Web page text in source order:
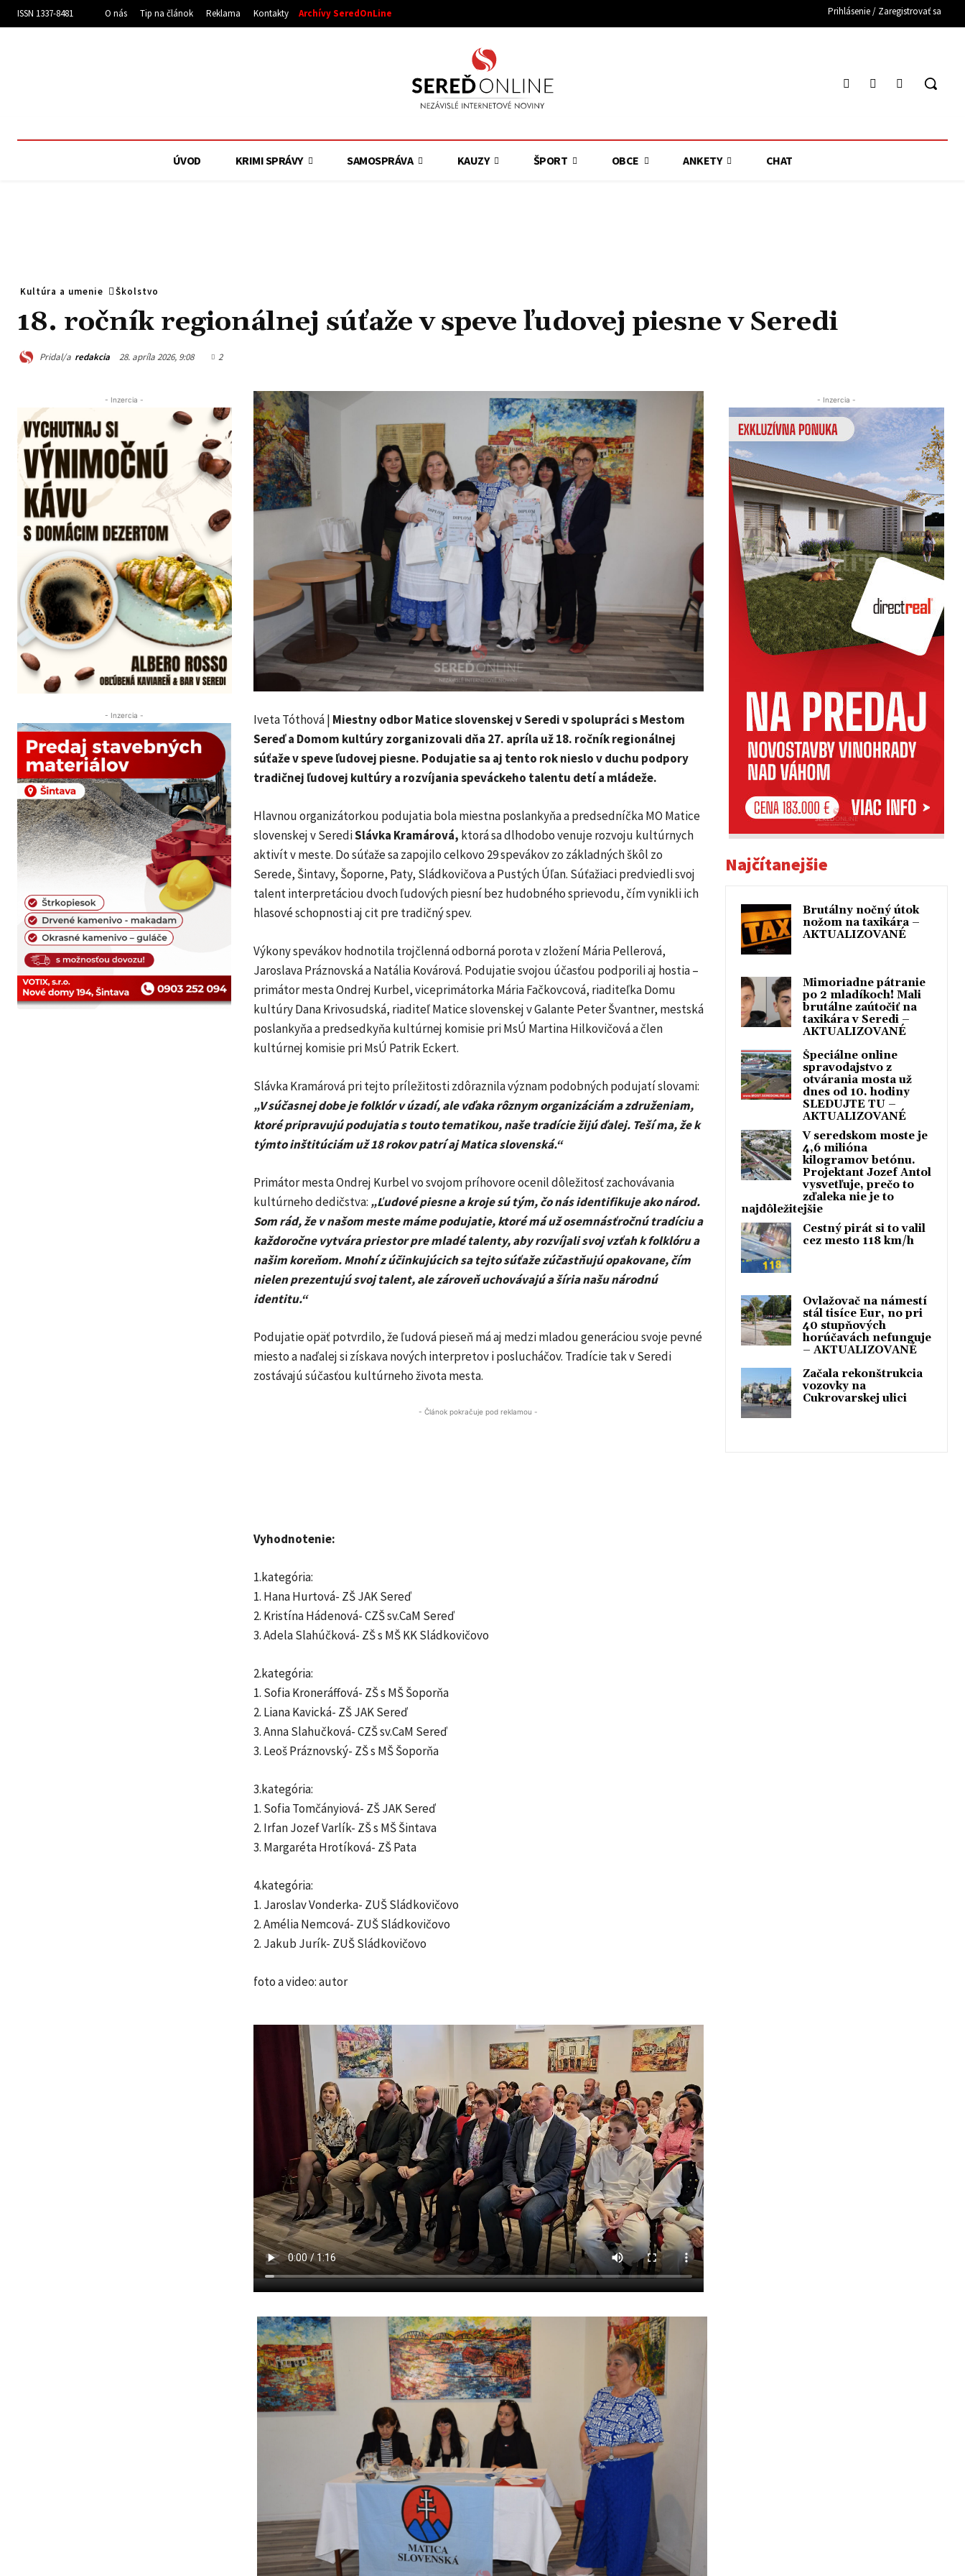
ISSN 1337-8481 O nás Tip na článok Reklama Kontakty Archívy SeredOnLine Prihlásenie / Zaregistrovať sa
ÚVOD KRIMI SPRÁVY SAMOSPRÁVA KAUZY ŠPORT OBCE ANKETY CHAT
Kultúra a umenie Školstvo
18. ročník regionálnej súťaže v speve ľudovej piesne v Seredi
Pridal/a redakcia 28. apríla 2026, 9:08 2
- Inzercia -
- Inzercia - Iveta Tóthová | Miestny odbor Matice slovenskej v Seredi v spolupráci s Mestom
Sereď a Domom kultúry zorganizovali dňa 27. apríla už 18. ročník regionálnej
súťaže v speve ľudovej piesne. Podujatie sa aj tento rok nieslo v duchu podpory
tradičnej ľudovej kultúry a rozvíjania speváckeho talentu detí a mládeže.
Hlavnou organizátorkou podujatia bola miestna poslankyňa a predsedníčka MO Matice
slovenskej v SerediSlávka Kramárová, ktorá sa dlhodobo venuje rozvoju kultúrnych
aktivít v meste. Do súťaže sa zapojilo celkovo 29 spevákov zo základných škôl zo
Serede, Šintavy, Šoporne, Paty, Sládkovičova a Pustých Úľan. Súťažiaci predviedli svoj
talent interpretáciou dvoch ľudových piesní bez hudobného sprievodu, čím vynikli ich
hlasové schopnosti aj cit pre tradičný spev.
Výkony spevákov hodnotila trojčlenná odborná porota v zložení Mária Pellerová,
Jaroslava Práznovská a Natália Kovárová. Podujatie svojou účasťou podporili aj hostia –
primátor mesta Ondrej Kurbel, viceprimátorka Mária Fačkovcová, riaditeľka Domu
kultúry Dana Krivosudská, riaditeľ Matice slovenskej v Galante Peter Švantner, mestská
poslankyňa a predsedkyňa kultúrnej komisie pri MsÚ Martina Hilkovičová a člen
kultúrnej komisie pri MsÚ Patrik Eckert.
Slávka Kramárová pri tejto príležitosti zdôraznila význam podobných podujatí slovami:
„V súčasnej dobe je folklór v úzadí, ale vďaka rôznym organizáciám a združeniam,
ktoré pripravujú podujatia s touto tematikou, naše tradície žijú ďalej. Teší ma, že k
týmto inštitúciám už 18 rokov patrí aj Matica slovenská.“
Primátor mesta Ondrej Kurbel vo svojom príhovore ocenil dôležitosť zachovávania
kultúrneho dedičstva: „Ľudové piesne a kroje sú tým, čo nás identifikuje ako národ.
Som rád, že v našom meste máme podujatie, ktoré má už osemnásťročnú tradíciu a
každoročne vytvára priestor pre mladé talenty, aby rozvíjali svoj vzťah k folklóru a
našim koreňom. Mnohí z účinkujúcich sa tejto súťaže zúčastňujú opakovane, čím
nielen prezentujú svoj talent, ale zároveň uchovávajú a šíria našu národnú
identitu.“
Podujatie opäť potvrdilo, že ľudová pieseň má aj medzi mladou generáciou svoje pevné
miesto a naďalej si získava nových interpretov i poslucháčov. Tradície tak v Seredi
zostávajú súčasťou kultúrneho života mesta.
- Článok pokračuje pod reklamou -
Vyhodnotenie:
1.kategória:
1. Hana Hurtová- ZŠ JAK Sereď
2. Kristína Hádenová- CZŠ sv.CaM Sereď
3. Adela Slahúčková- ZŠ s MŠ KK Sládkovičovo
2.kategória:
1. Sofia Kroneráffová- ZŠ s MŠ Šoporňa
2. Liana Kavická- ZŠ JAK Sereď
3. Anna Slahučková- CZŠ sv.CaM Sereď
3. Leoš Práznovský- ZŠ s MŠ Šoporňa
3.kategória:
1. Sofia Tomčányiová- ZŠ JAK Sereď
2. Irfan Jozef Varlík- ZŠ s MŠ Šintava
3. Margaréta Hrotíková- ZŠ Pata
4.kategória:
1. Jaroslav Vonderka- ZUŠ Sládkovičovo
2. Amélia Nemcová- ZUŠ Sládkovičovo
2. Jakub Jurík- ZUŠ Sládkovičovo
foto a video: autor
- Inzercia -
Najčítanejšie
Brutálny nočný útok
nožom na taxikára –
AKTUALIZOVANÉ
Mimoriadne pátranie
po 2 mladíkoch! Mali
brutálne zaútočiť na
taxikára v Seredi –
AKTUALIZOVANÉ
Špeciálne online
spravodajstvo z
otvárania mosta už
dnes od 10. hodiny
SLEDUJTE TU –
AKTUALIZOVANÉ
V seredskom moste je
4,6 milióna
kilogramov betónu.
Projektant Jozef Antol
vysvetľuje, prečo to
zďaleka nie je to
najdôležitejšie
Cestný pirát si to valil
cez mesto 118 km/h
Ovlažovač na námestí
stál tisíce Eur, no pri
40 stupňových
horúčavách nefunguje
– AKTUALIZOVANÉ
Začala rekonštrukcia
vozovky na
Cukrovarskej ulici